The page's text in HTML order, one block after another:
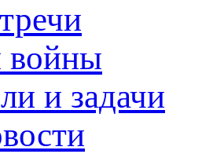
войны
и задачи